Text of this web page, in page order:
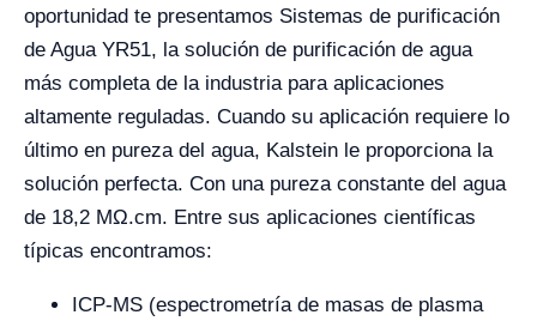
oportunidad te presentamos Sistemas de purificación
de Agua YR51, la solución de purificación de agua
más completa de la industria para aplicaciones
altamente reguladas. Cuando su aplicación requiere lo
último en pureza del agua, Kalstein le proporciona la
solución perfecta. Con una pureza constante del agua
de 18,2 MΩ.cm. Entre sus aplicaciones científicas
típicas encontramos:
ICP-MS (espectrometría de masas de plasma